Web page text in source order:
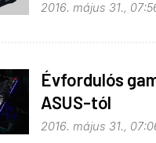
2016. május 31.,
Évfordulós
ASUS-tól
2016. május 31.,